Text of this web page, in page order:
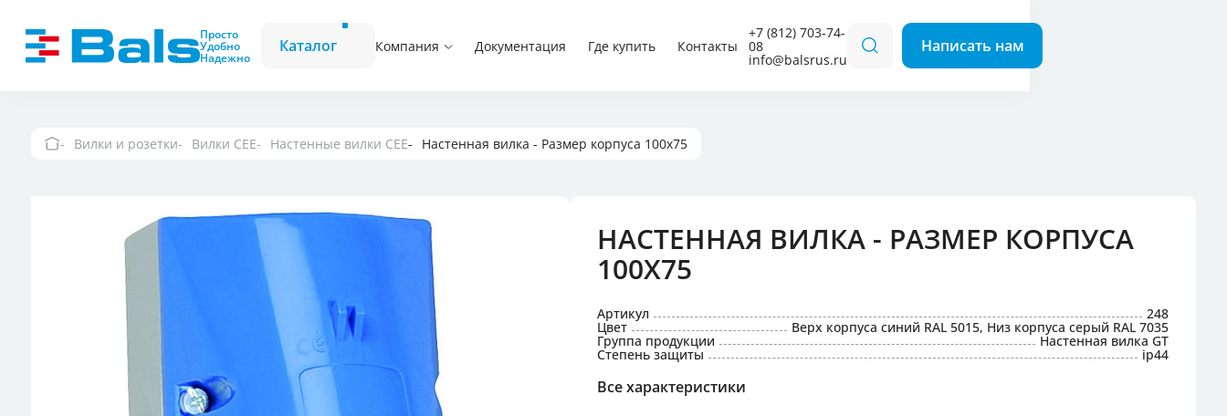
Просто
Удобно
Надежно
Каталог Компания Документация Где купить Контакты
+7 (812) 703-74-
08
info@balsrus.ru
Вилки и розетки Вилки CEE
Вилки и розетки низкого напряжения
Настенные розетки с защитой,
выключателем и блокировкой
Вилки и розетки для концертной техники
Вилки и розетки постоянного тока
Вилки CEE угловые
Встраиваемые вилки для кемпингов
Панельные вилки CEE прямые
Вилки и розетки Вилки CEE Настенные вилки CEE Настенная вилка - Размер корпуса 100x75
НАСТЕННАЯ ВИЛКА - РАЗМЕР КОРПУСА
100X75
Артикул 248
Цвет Верх корпуса синий RAL 5015, Низ корпуса серый RAL 7035
Группа продукции Настенная вилка GT
Степень защиты ip44
Все характеристики